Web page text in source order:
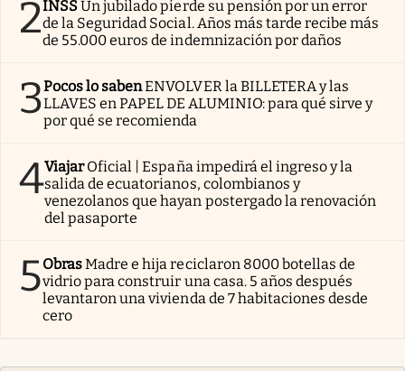
2INSSUn jubilado pierde su pensión por un error
de la Seguridad Social. Años más tarde recibe más
de 55.000 euros de indemnización por daños
3Pocos lo sabenENVOLVER la BILLETERA y las
LLAVES en PAPEL DE ALUMINIO: para qué sirve y
por qué se recomienda
4Viajar Oficial | España impedirá el ingreso y la
salida de ecuatorianos, colombianos y
venezolanos que hayan postergado la renovación
del pasaporte
5ObrasMadre e hija reciclaron 8000 botellas de
vidrio para construir una casa. 5 años después
levantaron una vivienda de 7 habitaciones desde
cero